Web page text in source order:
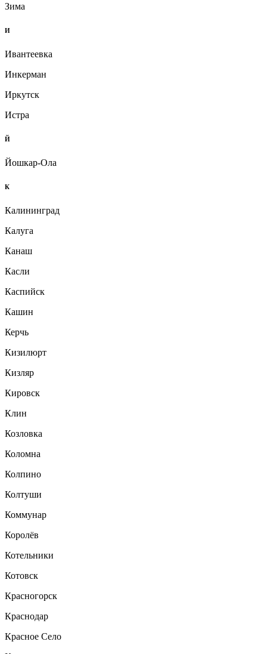
Зима
И
Ивантеевка
Инкерман
Иркутск
Истра
Й
Йошкар-Ола
К
Калининград
Калуга
Канаш
Касли
Каспийск
Кашин
Керчь
Кизилюрт
Кизляр
Кировск
Клин
Козловка
Коломна
Колпино
Колтуши
Коммунар
Королёв
Котельники
Котовск
Красногорск
Краснодар
Красное Село